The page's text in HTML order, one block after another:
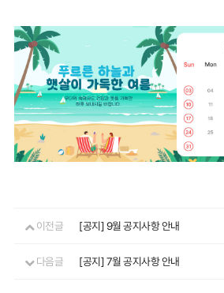
이전글 [공지] 9월 공지사항 안내
다음글 [공지] 7월 공지사항 안내